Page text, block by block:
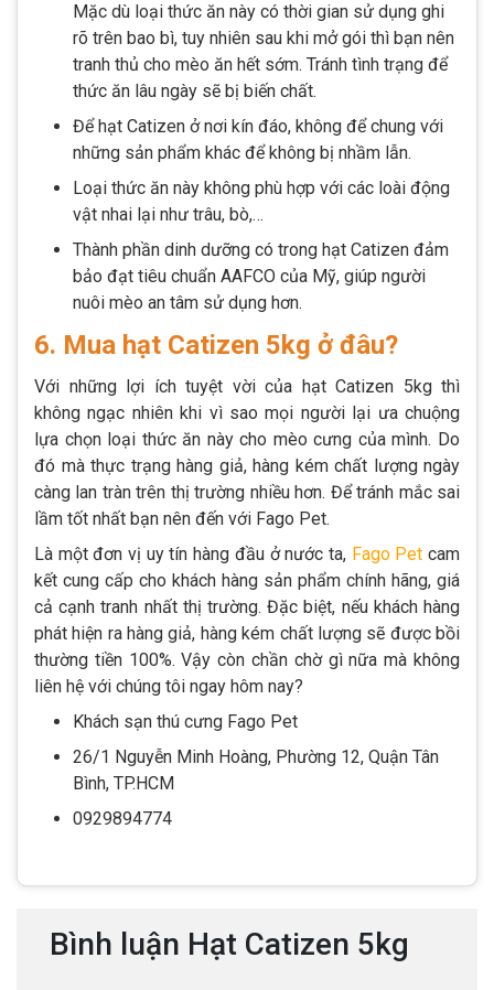
Mặc dù loại thức ăn này có thời gian sử dụng ghi
rõ trên bao bì, tuy nhiên sau khi mở gói thì bạn nên
tranh thủ cho mèo ăn hết sớm. Tránh tình trạng để
thức ăn lâu ngày sẽ bị biến chất.
Để hạt Catizen ở nơi kín đáo, không để chung với
những sản phẩm khác để không bị nhầm lẫn.
Loại thức ăn này không phù hợp với các loài động
vật nhai lại như trâu, bò,…
Thành phần dinh dưỡng có trong hạt Catizen đảm
bảo đạt tiêu chuẩn AAFCO của Mỹ, giúp người
nuôi mèo an tâm sử dụng hơn.
6. Mua hạt Catizen 5kg ở đâu?
Với những lợi ích tuyệt vời của hạt Catizen 5kg thì
không ngạc nhiên khi vì sao mọi người lại ưa chuộng
lựa chọn loại thức ăn này cho mèo cưng của mình. Do
đó mà thực trạng hàng giả, hàng kém chất lượng ngày
càng lan tràn trên thị trường nhiều hơn. Để tránh mắc sai
lầm tốt nhất bạn nên đến với Fago Pet.
Là một đơn vị uy tín hàng đầu ở nước ta, Fago Pet cam
kết cung cấp cho khách hàng sản phẩm chính hãng, giá
cả cạnh tranh nhất thị trường. Đặc biệt, nếu khách hàng
phát hiện ra hàng giả, hàng kém chất lượng sẽ được bồi
thường tiền 100%. Vậy còn chần chờ gì nữa mà không
liên hệ với chúng tôi ngay hôm nay?
Khách sạn thú cưng Fago Pet
26/1 Nguyễn Minh Hoàng, Phường 12, Quận Tân
Bình, TP.HCM
0929894774
Bình luận Hạt Catizen 5kg